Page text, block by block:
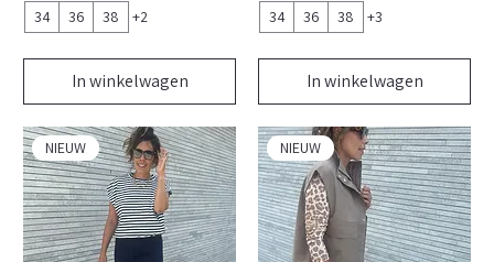
34 36 38 +2
In winkelwagen
34 36 38 +3
In winkelwagen
NIEUW NIEUW